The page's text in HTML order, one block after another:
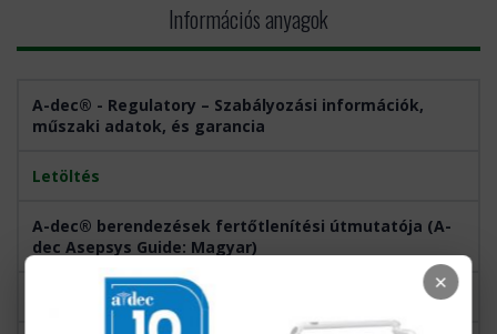
Információs anyagok
A-dec® - Regulatory – Szabályozási információk,
műszaki adatok, és garancia
Letöltés
A-dec® berendezések fertőtlenítési útmutatója (A-
dec Asepsys Guide: Magyar)
×